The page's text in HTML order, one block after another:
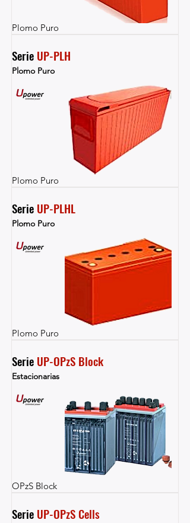
Plomo Puro
Serie UP-PLH
Plomo Puro
Plomo Puro
Serie UP-PLHL
Plomo Puro
Plomo Puro
Serie UP-OPzS Block
Estacionarias
OPzS Block
Serie UP-OPzS Cells